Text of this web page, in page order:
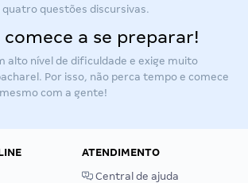
questões discursivas.
comece a se preparar!
alto nível de dificuldade e exige muito
Por isso, não perca tempo e comece
com a gente!
ATENDIMENTO
Central de ajuda